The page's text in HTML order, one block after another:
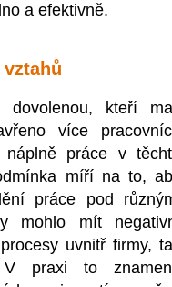
a efektivně.
dovolenou, kteří
více
práce v
míří na to,
práce pod
mohlo mít
uvnitř firmy,
V praxi to